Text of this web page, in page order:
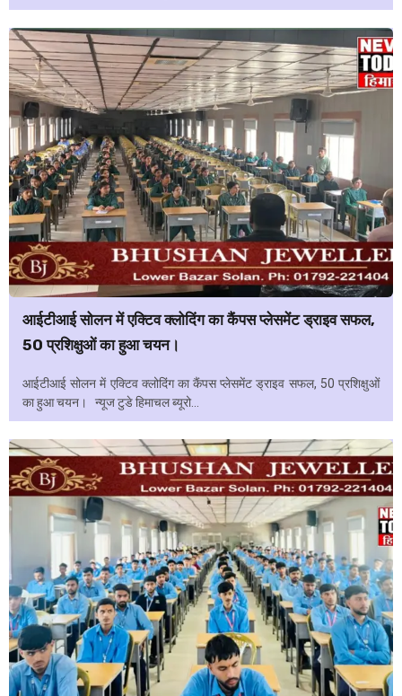
आईटीआई सोलन में एक्टिव क्लोदिंग का कैंपस प्लेसमेंट ड्राइव सफल,
50 प्रशिक्षुओं का हुआ चयन।
आईटीआई सोलन में एक्टिव क्लोदिंग का कैंपस प्लेसमेंट ड्राइव सफल, 50 प्रशिक्षुओं
का हुआ चयन। न्यूज टुडे हिमाचल ब्यूरो...